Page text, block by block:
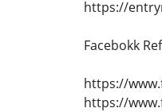
https://
Facebokk
https://
https://